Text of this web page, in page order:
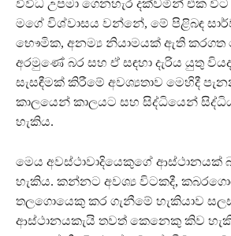
විවිධ උපමා ගෙනහැර දක්වමින් එක විට
මගේ විශ්වාසය වන්නේ, මේ පිළිබඳ
භෞමික, අනම්‍ය නියාමයක් ඇති කරගත
අරමුණේ බර සහ ඒ සඳහා දැරිය යුතු
සැසඳීමක් කිරීමේ අවශ්‍යතාව මෙහිදී
කාලයෙන් කාලයට සහ සිද්ධියෙන්
හැකිය.
මෙය අවස්ථාවාදියෙකුගේ
හැකිය. කන්නට අවශ්‍ය විටකදී,
තලගොයෙකු කර ගැනීමේ හැකියාව
ආස්ථානයකැයි තවත් කෙනෙකු කිව